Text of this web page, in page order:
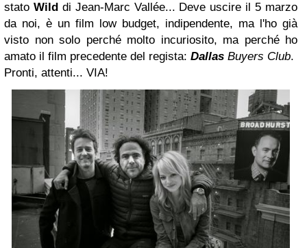
stato Wild di Jean-Marc Vallée... Deve uscire il 5 marzo
da noi, è un film low budget, indipendente, ma l'ho già
visto non solo perché molto incuriosito, ma perché ho
amato il film precedente del regista: Dallas Buyers Club.
Pronti, attenti... VIA!